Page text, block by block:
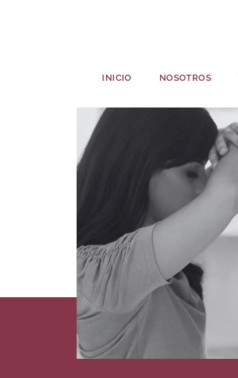
INICIO NOSOTROS